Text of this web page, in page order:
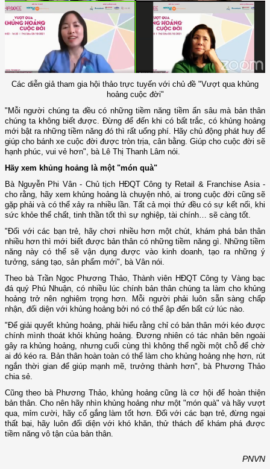
Các diễn giả tham gia hội thảo trực tuyến với chủ đề "Vượt qua khủng
hoảng cuộc đời"
"Mỗi người chúng ta đều có những tiềm năng tiềm ẩn sâu mà bản thân
chúng ta không biết được. Đừng để đến khi có bất trắc, có khủng hoảng
mới bật ra những tiềm năng đó thì rất uổng phí. Hãy chủ động phát huy để
giúp cho bánh xe cuộc đời được tròn trịa, cân bằng. Giúp cho cuộc đời sẽ
hạnh phúc, vui vẻ hơn", bà Lê Thị Thanh Lâm nói.
Hãy xem khủng hoảng là một "món quà"
Bà Nguyễn Phi Vân - Chủ tịch HĐQT Công ty Retail & Franchise Asia -
cho rằng, hãy xem khủng hoảng là chuyện nhỏ, ai trong cuộc đời cũng sẽ
gặp phải và có thể xảy ra nhiều lần. Tất cả mọi thứ đều có sự kết nối, khi
sức khỏe thể chất, tinh thần tốt thì sự nghiệp, tài chính… sẽ càng tốt.
"Đối với các bạn trẻ, hãy chơi nhiều hơn một chút, khám phá bản thân
nhiều hơn thì mới biết được bản thân có những tiềm năng gì. Những tiềm
năng này có thể sẽ vận dụng được vào kinh doanh, tạo ra những ý
tưởng, sáng tạo, sản phẩm mới", bà Vân nói.
Theo bà Trần Ngọc Phương Thảo, Thành viên HĐQT Công ty Vàng bạc
đá quý Phú Nhuận, có nhiều lúc chính bản thân chúng ta làm cho khủng
hoảng trở nên nghiêm trọng hơn. Mỗi người phải luôn sẵn sàng chấp
nhận, đối diện với khủng hoảng bởi nó có thể ập đến bất cứ lúc nào.
"Để giải quyết khủng hoảng, phải hiểu rằng chỉ có bản thân mới kéo được
chính mình thoát khỏi khủng hoảng. Đương nhiên có tác nhân bên ngoài
gây ra khủng hoảng, nhưng cuối cùng thì không thể ngồi một chỗ để chờ
ai đó kéo ra. Bản thân hoàn toàn có thể làm cho khủng hoảng nhẹ hơn, rút
ngắn thời gian để giúp mạnh mẽ, trưởng thành hơn", bà Phương Thảo
chia sẻ.
Cũng theo bà Phương Thảo, khủng hoảng cũng là cơ hội để hoàn thiện
bản thân. Cho nên hãy nhìn khủng hoảng như một "món quà" và hãy vượt
qua, mỉm cười, hãy cố gắng làm tốt hơn. Đối với các bạn trẻ, đừng ngại
thất bại, hãy luôn đối diện với khó khăn, thử thách để khám phá được
tiềm năng vô tận của bản thân.
PNVN